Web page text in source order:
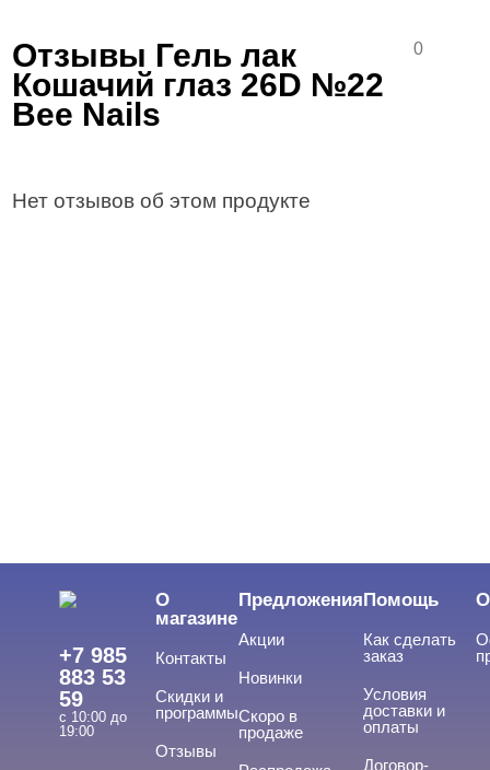
Отзывы Гель лак
Кошачий глаз 26D №22
Bee Nails
0
Нет отзывов об этом продукте
+7 985
883 53
59
с 10:00 до
19:00
О
магазине
Контакты
Скидки и
программы
Отзывы
Предложения
Акции
Новинки
Скоро в
продаже
Помощь
Как сделать
заказ
Условия
доставки и
оплаты
Договор-